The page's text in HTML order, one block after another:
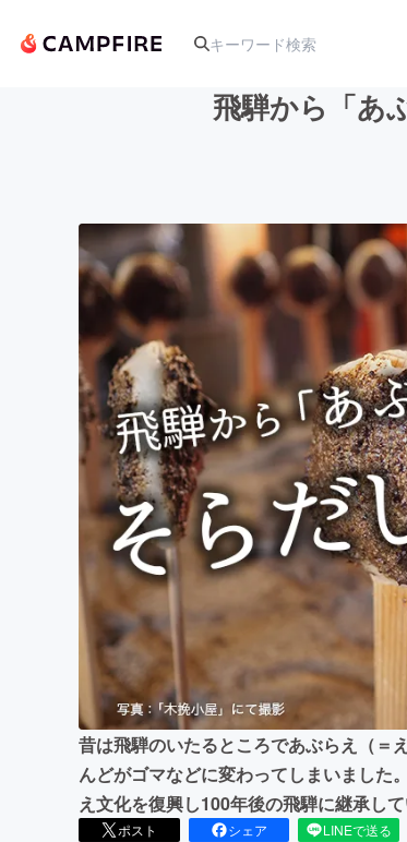
アート・写真
テクノロジー・ガジェット
映像・映画
ビジネス・起業
まちづくり・地域活性化
飛騨から「あ
昔は飛騨のいたるところであぶらえ（＝
んどがゴマなどに変わってしまいました
え文化を復興し100年後の飛騨に継承し
ポスト シェア LINEで送る